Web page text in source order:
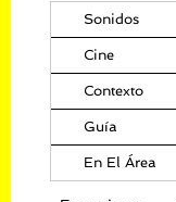
Sonidos
Cine
Contexto
Guía
En El Área